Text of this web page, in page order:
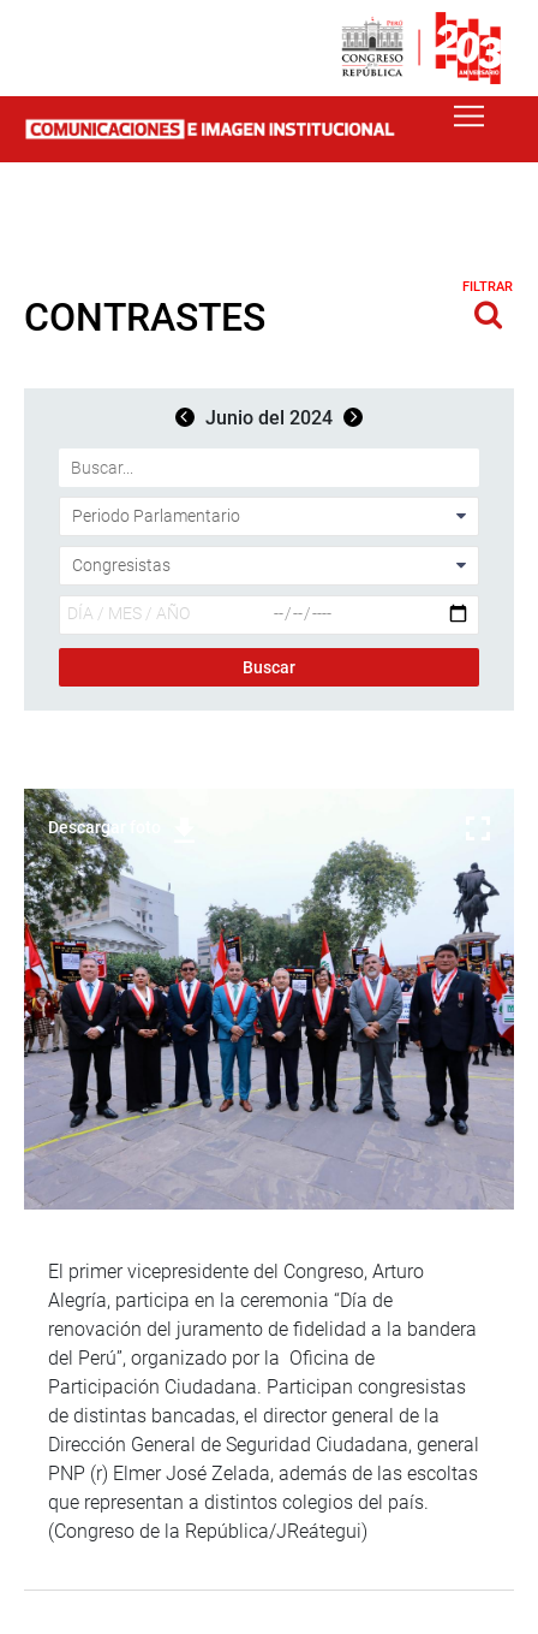
CONTRASTES
FILTRAR
Junio del 2024
Descargar foto
El primer vicepresidente del Congreso, Arturo
Alegría, participa en la ceremonia “Día de
renovación del juramento de fidelidad a la bandera
del Perú”, organizado por la Oficina de
Participación Ciudadana. Participan congresistas
de distintas bancadas, el director general de la
Dirección General de Seguridad Ciudadana, general
PNP (r) Elmer José Zelada, además de las escoltas
que representan a distintos colegios del país.
(Congreso de la República/JReátegui)